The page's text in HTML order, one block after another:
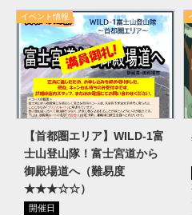
イベント情報
【首都圏エリア】WILD-1富
士山登山隊！富士宮道から
御殿場道へ（難易度
★★★☆☆）
開催日